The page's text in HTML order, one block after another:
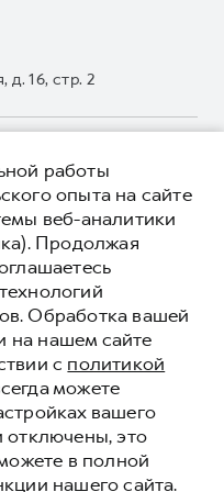
д. 16, стр. 2
касающаяся
носит
публичной офертой.
носят информационный
(ООО «Грейт
информации
дилеру ООО
Горячей линии 8 (800)
на данном сайте
любое время без
может отсутствовать
оперативных служб
Рус»
работы
опыта на сайте
веб-аналитики
Продолжая
Обработка вашей
на нашем сайте
с политикой
можете
вашего
отключены, это
в полной
нашего сайта.